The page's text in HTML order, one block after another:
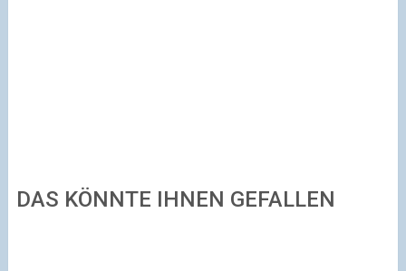
DAS KÖNNTE IHNEN GEFALLEN